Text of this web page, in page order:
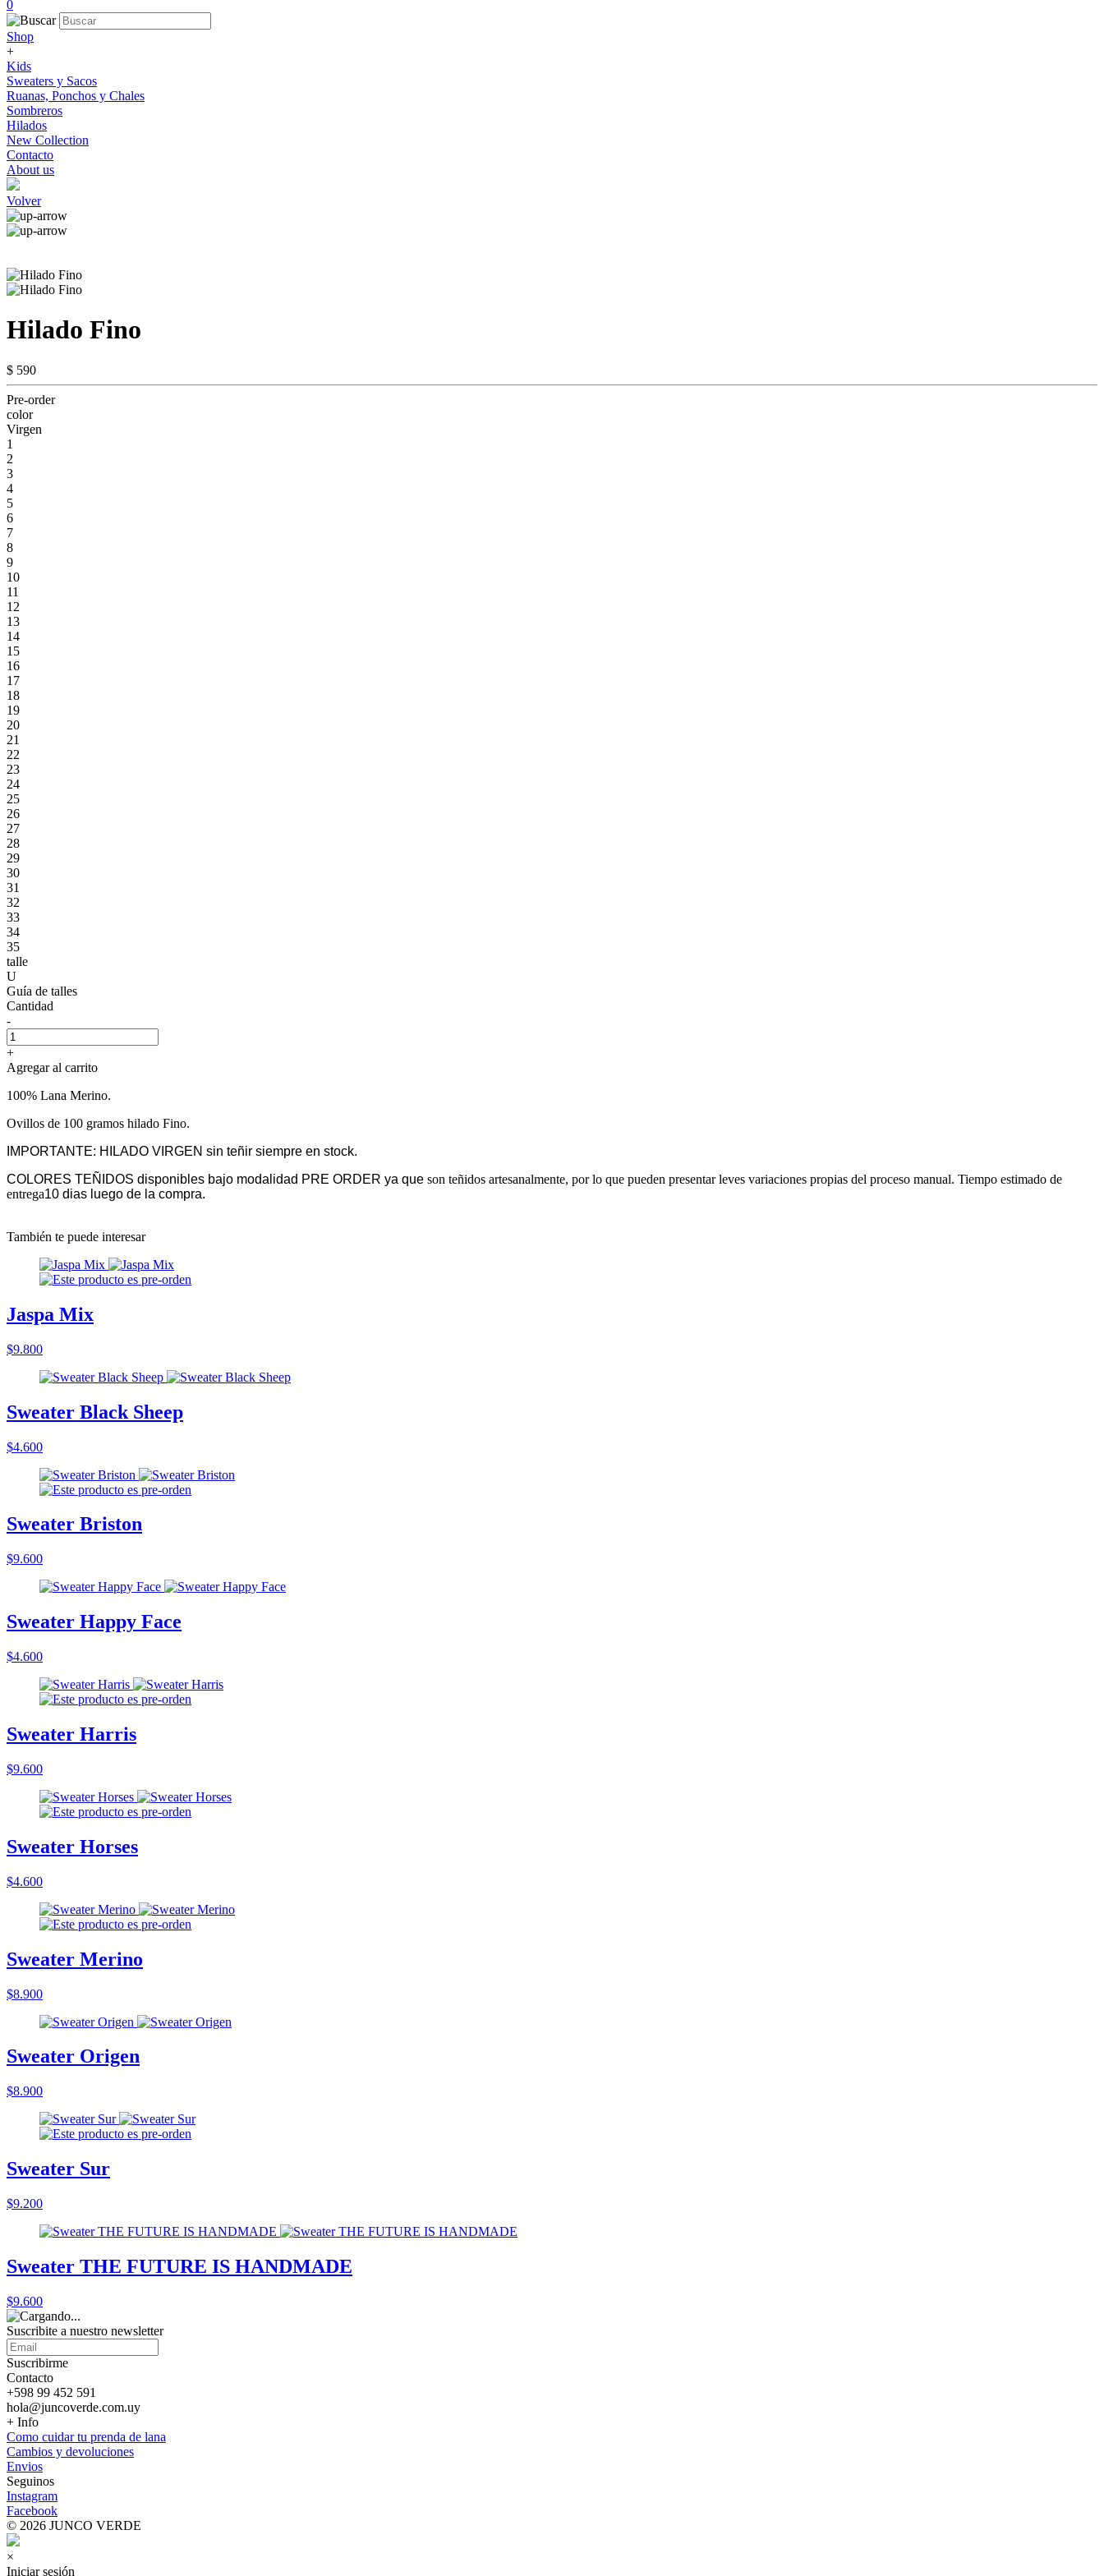
0
Shop
+
Kids
Sweaters y Sacos
Ruanas, Ponchos y Chales
Sombreros
Hilados
New Collection
Contacto
About us
Volver
Hilado Fino
$ 590
Pre-order
color
Virgen
1
2
3
4
5
6
7
8
9
10
11
12
13
14
15
16
17
18
19
20
21
22
23
24
25
26
27
28
29
30
31
32
33
34
35
talle
U
Guía de talles
Cantidad
-
+
Agregar al carrito
100% Lana Merino.
Ovillos de 100 gramos hilado Fino.
IMPORTANTE: HILADO VIRGEN sin teñir siempre en stock.
COLORES TEÑIDOS disponibles bajo modalidad PRE ORDER ya que son teñidos artesanalmente, por lo que pueden presentar leves variaciones propias del proceso manual. Tiempo estimado de
entrega10 dias luego de la compra.
También te puede interesar
Jaspa Mix
$9.800
Sweater Black Sheep
$4.600
Sweater Briston
$9.600
Sweater Happy Face
$4.600
Sweater Harris
$9.600
Sweater Horses
$4.600
Sweater Merino
$8.900
Sweater Origen
$8.900
Sweater Sur
$9.200
Sweater THE FUTURE IS HANDMADE
$9.600
Suscribite a nuestro newsletter
Suscribirme
Contacto
+598 99 452 591
hola@juncoverde.com.uy
+ Info
Como cuidar tu prenda de lana
Cambios y devoluciones
Envios
Seguinos
Instagram
Facebook
© 2026 JUNCO VERDE
×
Iniciar sesión